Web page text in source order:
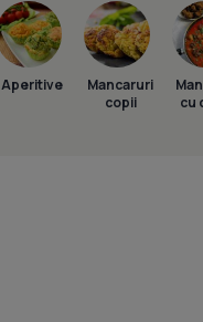
Aperitive
Mancaruri
copii
cu